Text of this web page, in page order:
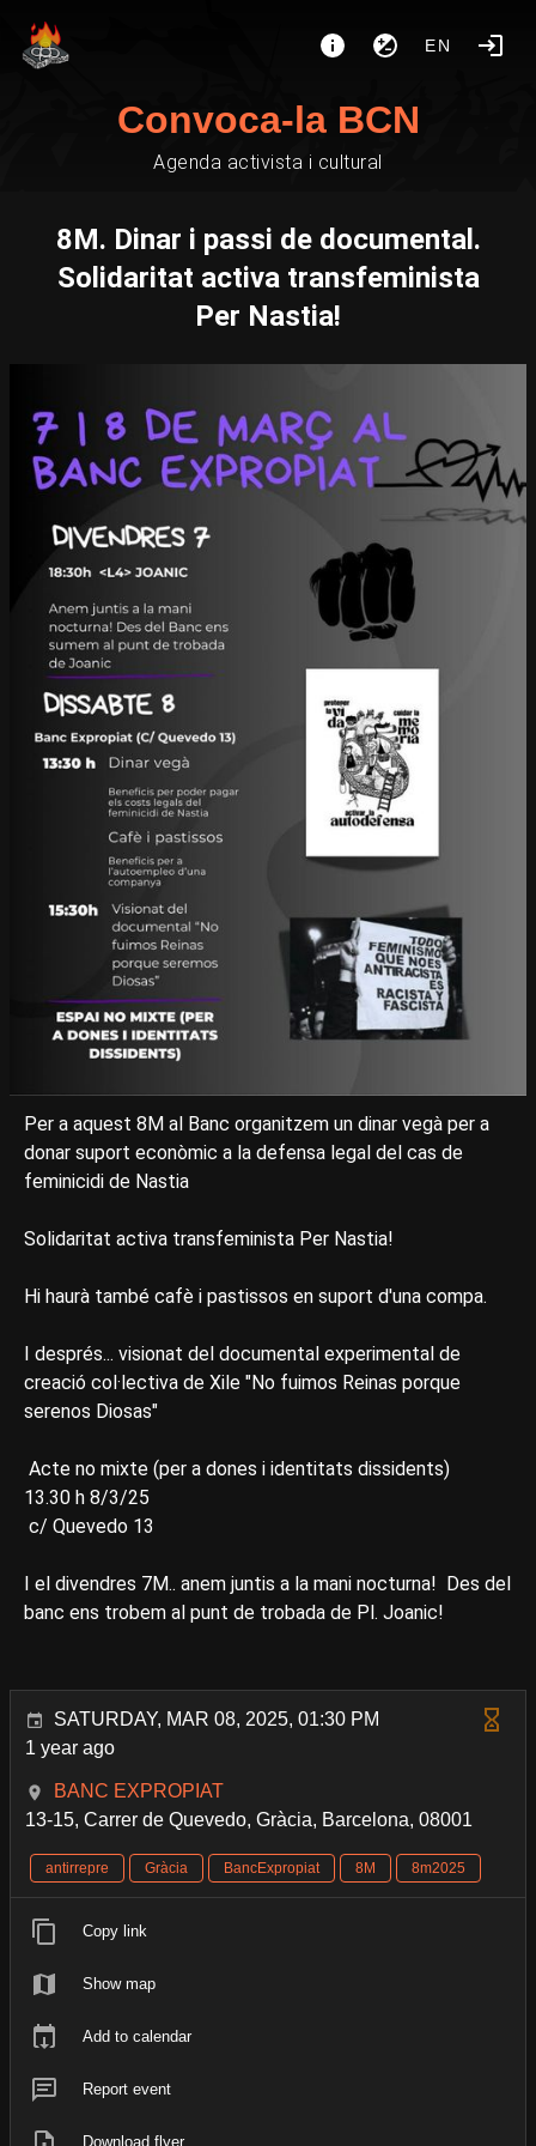
EN
Convoca-la BCN
Agenda activista i cultural
8M. Dinar i passi de documental.
Solidaritat activa transfeminista
Per Nastia!
Per a aquest 8M al Banc organitzem un dinar vegà per a
donar suport econòmic a la defensa legal del cas de
feminicidi de Nastia
Solidaritat activa transfeminista Per Nastia!
Hi haurà també cafè i pastissos en suport d'una compa.
I després... visionat del documental experimental de
creació col·lectiva de Xile "No fuimos Reinas porque
serenos Diosas"
Acte no mixte (per a dones i identitats dissidents)
13.30 h 8/3/25
️ c/ Quevedo 13
I el divendres 7M.. anem juntis a la mani nocturna! Des del
banc ens trobem al punt de trobada de Pl. Joanic!
SATURDAY, MAR 08, 2025, 01:30 PM
1 year ago
BANC EXPROPIAT
13-15, Carrer de Quevedo, Gràcia, Barcelona, 08001
antirrepre Gràcia BancExpropiat 8M 8m2025
Copy link
Show map
Add to calendar
Report event
Download flyer